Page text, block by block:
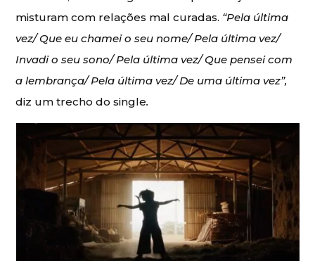
misturam com relações mal curadas. “Pela última
vez/ Que eu chamei o seu nome/ Pela última vez/
Invadi o seu sono/ Pela última vez/ Que pensei com
a lembrança/ Pela última vez/ De uma última vez”,
diz um trecho do single.